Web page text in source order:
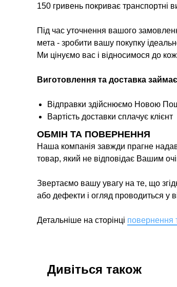
150 гривень покриває транспортні
Під час уточнення вашого
мета - зробити вашу покупку
Ми цінуємо вас і відносимося до
Виготовлення та доставка
Відправки здійснюємо Новою
Вартість доставки сплачує клієнт
ОБМІН ТА ПОВЕРНЕННЯ
Наша компанія завжди прагне
товар, який не відповідає Вашим
Звертаємо вашу увагу на те, що
або дефекти і огляд проводиться у
Детальніше на сторінці повернення
Дивіться також